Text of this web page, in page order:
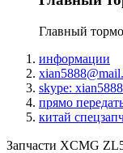
Главный
информации
skype: xian5888
прямо
китай
Запчасти XCMG